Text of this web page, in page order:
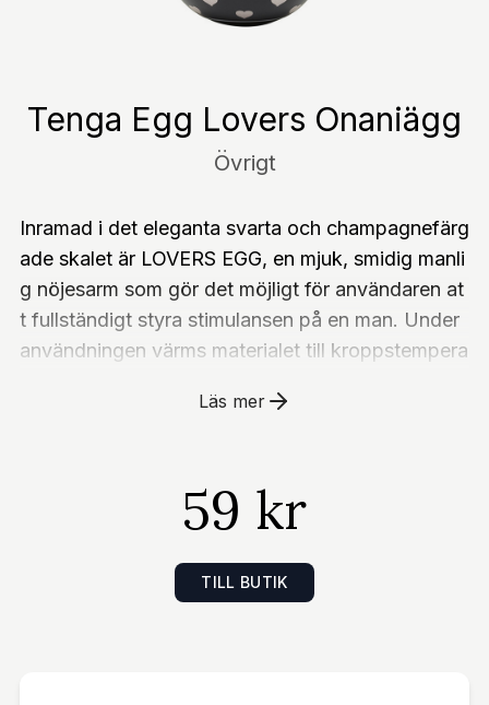
Tenga Egg Lovers Onaniägg
Övrigt
Inramad i det eleganta svarta och champagnefärg
ade skalet är LOVERS EGG, en mjuk, smidig manli
g nöjesarm som gör det möjligt för användaren at
t fullständigt styra stimulansen på en man. Under
användningen värms materialet till kroppstempera
vå. Super Stretch Sensations EGG kan täcka näst
en som döljs inom var och en av dessa diskreta E
GG, expanderar drastiskt för en snygg passform,
oavsett storlek. TENGA EGGs kommer i olika sort
er, var och en med olika interna strukturer för en v
Läs mer
59 kr
TILL BUTIK